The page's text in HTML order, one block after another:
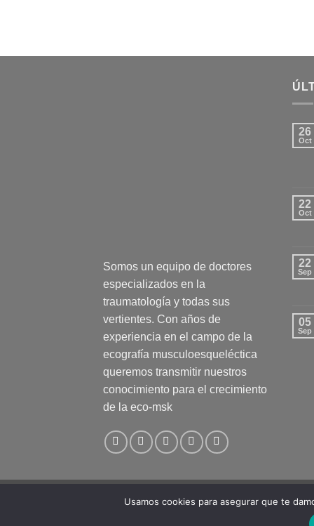
Somos un equipo de doctores
especializados en la
traumatología y todas sus
vertientes. Con años de
experiencia en el campo de la
ecografía musculoesqueléctica
queremos transmitir nuestros
conocimiento para el crecimiento
de la eco-msk
26
Oct
22
Oct
22
Sep
05
Sep
eco-msk Copyright 2026 ©
Usamos cookies para asegurar que te